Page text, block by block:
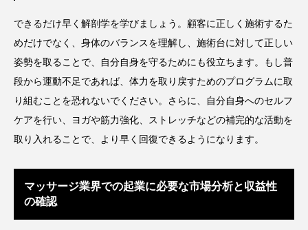
孤独 巡らせるケア 巡りケア 差別化
廃棄ロス 成分 技術経営 技術転用
日中関係 日焼け止め 時間制限食
温活スキンケア 温活女子 温活習慣
できるだけ早く解剖学を学びましょう。顧客に正しく施術するた
めだけでなく、身体のバランスを理解し、施術台に対して正しい
姿勢を取ることで、自分自身を守るためにも役立ちます。もし普
段から運動不足であれば、体力を取り戻すためのプログラムに取
り組むことを恐れないでください。さらに、自分自身へのセルフ
ケアを行い、ヨガや筋力強化、ストレッチなどの補完的な活動を
取り入れることで、より早く回復できるようになります。
マッサージ業界での起業に必要な市場分析と収益性
の確認